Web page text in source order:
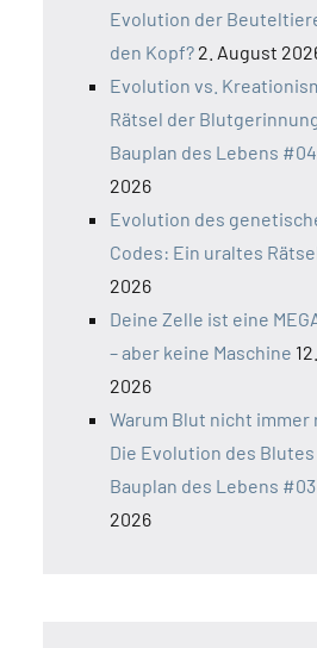
Evolution der
den Kopf? 2. August
Evolution vs.
Rätsel der
Bauplan des Lebens #04
2026
Evolution des
Codes: Ein uraltes
2026
Deine Zelle ist eine
– aber keine Maschine
2026
Warum Blut nicht immer
Die Evolution des Blutes
Bauplan des Lebens #03
2026